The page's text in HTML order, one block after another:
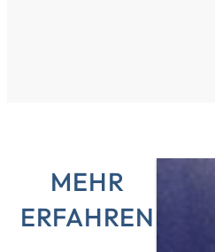
MEHR
ERFAHREN